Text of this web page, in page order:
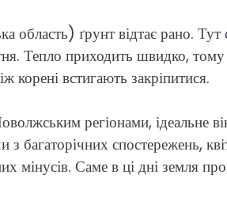
область) ґрунт відтає рано. Тут
Тепло приходить швидко, тому
корені встигають закріпитися.
регіонами, ідеальне
багаторічних спостережень,
мінусів. Саме в ці дні земля